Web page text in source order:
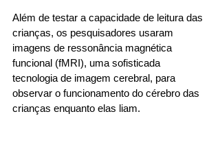
Além de testar a capacidade de leitura das
crianças, os pesquisadores usaram
imagens de ressonância magnética
funcional (fMRI), uma sofisticada
tecnologia de imagem cerebral, para
observar o funcionamento do cérebro das
crianças enquanto elas liam.